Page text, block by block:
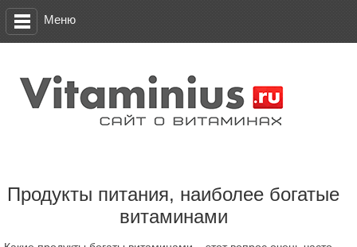
Продукты питания, наиболее богатые
витаминами
Меню